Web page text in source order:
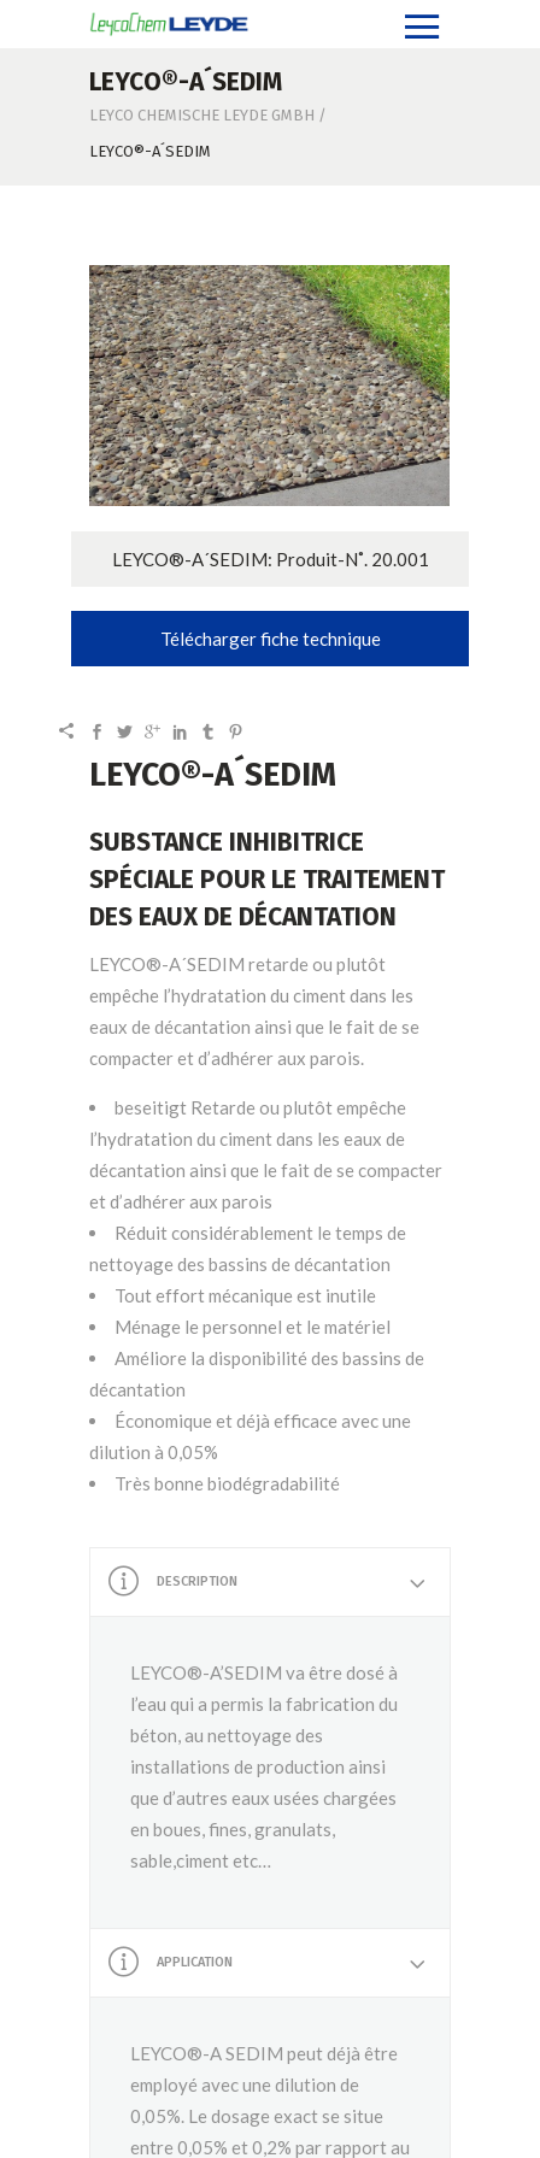
LEYCO®-A´SEDIM
LEYCO CHEMISCHE LEYDE GMBH /
LEYCO®-A´SEDIM
LEYCO®-A´SEDIM: Produit-N˚. 20.001
Télécharger fiche technique
LEYCO®-A´SEDIM
SUBSTANCE INHIBITRICE
SPÉCIALE POUR LE TRAITEMENT
DES EAUX DE DÉCANTATION
LEYCO®-A´SEDIM retarde ou plutôt
empêche l’hydratation du ciment dans les
eaux de décantation ainsi que le fait de se
compacter et d’adhérer aux parois.
beseitigt Retarde ou plutôt empêche
l’hydratation du ciment dans les eaux de
décantation ainsi que le fait de se compacter
et d’adhérer aux parois
Réduit considérablement le temps de
nettoyage des bassins de décantation
Tout effort mécanique est inutile
Ménage le personnel et le matériel
Améliore la disponibilité des bassins de
décantation
Économique et déjà efficace avec une
dilution à 0,05%
Très bonne biodégradabilité
DESCRIPTION
LEYCO®-A’SEDIM va être dosé à
l’eau qui a permis la fabrication du
béton, au nettoyage des
installations de production ainsi
que d’autres eaux usées chargées
en boues, fines, granulats,
sable,ciment etc…
APPLICATION
LEYCO®-A SEDIM peut déjà être
employé avec une dilution de
0,05%. Le dosage exact se situe
entre 0,05% et 0,2% par rapport au